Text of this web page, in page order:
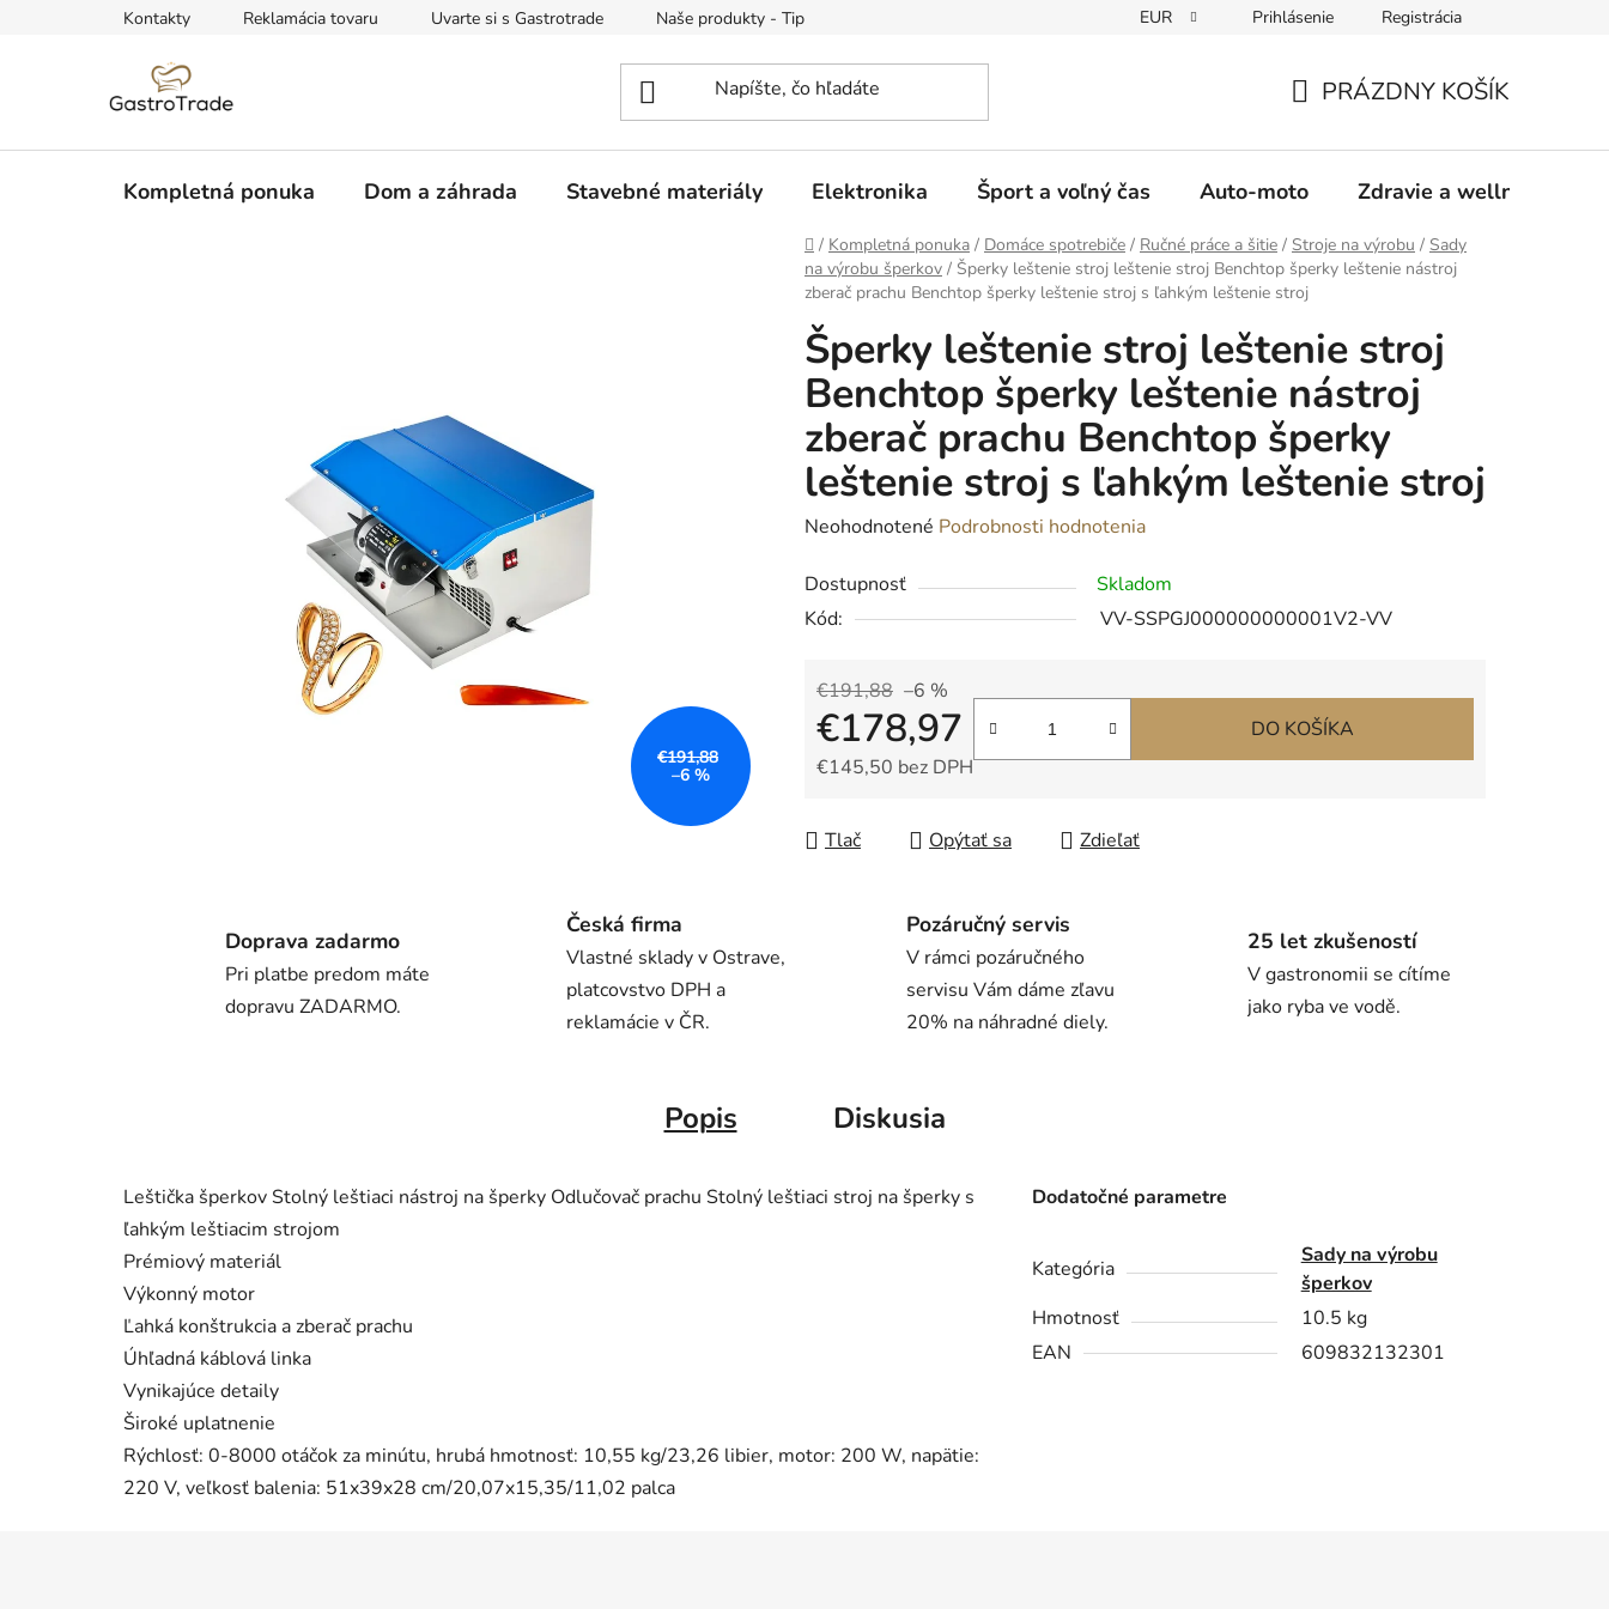
Kontakty Reklamácia tovaru Uvarte si s Gastrotrade Naše produkty - Tipy a triky Moja objednávka
EUR Prihlásenie Registrácia
KOŠÍK
PRÁZDNY KOŠÍK
Kompletná ponuka Dom a záhrada Stavebné materiály Elektronika Šport a voľný čas Auto-moto Zdravie a wellness
Domov
/ Kompletná ponuka / Domáce spotrebiče / Ručné práce a šitie / Stroje na výrobu / Sady
na výrobu šperkov / Šperky leštenie stroj leštenie stroj Benchtop šperky leštenie nástroj
zberač prachu Benchtop šperky leštenie stroj s ľahkým leštenie stroj
Šperky leštenie stroj leštenie stroj
Benchtop šperky leštenie nástroj
zberač prachu Benchtop šperky
leštenie stroj s ľahkým leštenie stroj
Priemerné
produktu
je
Neohodnotené Podrobnosti hodnotenia
Dostupnosť
Skladom
Kód:
VV-SSPGJ000000000001V2-VV
€191,88 –6 %
€178,97
€145,50 bez DPH
DO KOŠÍKA
Tlač Opýtať sa Zdieľať
€191,88
–6 %
Doprava zadarmo
Pri platbe predom máte
dopravu ZADARMO.
Česká firma
Vlastné sklady v Ostrave,
platcovstvo DPH a
reklamácie v ČR.
Pozáručný servis
V rámci pozáručného
servisu Vám dáme zľavu
20% na náhradné diely.
25 let zkušeností
V gastronomii se cítíme
jako ryba ve vodě.
Popis Diskusia
Leštička šperkov Stolný leštiaci nástroj na šperky Odlučovač prachu Stolný leštiaci stroj na šperky s
ľahkým leštiacim strojom
Prémiový materiál
Výkonný motor
Ľahká konštrukcia a zberač prachu
Úhľadná káblová linka
Vynikajúce detaily
Široké uplatnenie
Rýchlosť: 0-8000 otáčok za minútu, hrubá hmotnosť: 10,55 kg/23,26 libier, motor: 200 W, napätie:
220 V, veľkosť balenia: 51x39x28 cm/20,07x15,35/11,02 palca
Dodatočné parametre
Kategória
Sady na výrobu
šperkov
Hmotnosť
10.5 kg
EAN
609832132301